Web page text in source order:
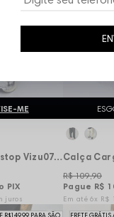
ME
Calça Jogger Ripstop Vizu07 Bomb - Cinza
PIX
juros
Pague R$
R$ 109,90
6x R$
R$149,99 PARA SÃO
FRETE GRÁTIS